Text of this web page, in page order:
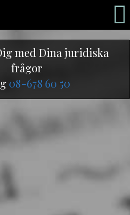
med Dina juridiska
frågor
08-678 60 50